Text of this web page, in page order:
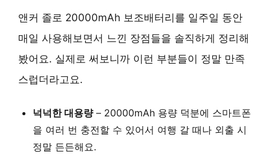
앤커 졸로 20000mAh 보조배터리를 일주일 동안
매일 사용해보면서 느낀 장점들을 솔직하게 정리해
봤어요. 실제로 써보니까 이런 부분들이 정말 만족
스럽더라고요.
넉넉한 대용량– 20000mAh 용량 덕분에 스마트폰
을 여러 번 충전할 수 있어서 여행 갈 때나 외출 시
정말 든든해요.